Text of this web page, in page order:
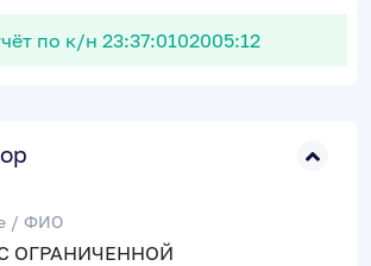
по к/н 23:37:0102005:12
/ ФИО
ОГРАНИЧЕННОЙ